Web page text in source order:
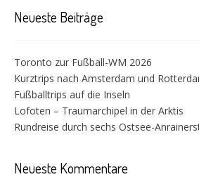
Neueste Beiträge
Toronto zur Fußball-WM 2026
Kurztrips nach Amsterdam und
Fußballtrips auf die Inseln
Lofoten – Traumarchipel in der Arktis
Rundreise durch sechs Ostsee-
Neueste Kommentare